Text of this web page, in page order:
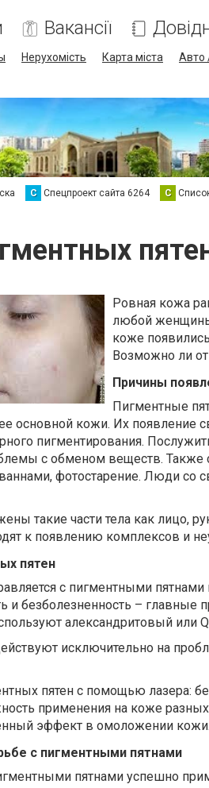
Вакансії
Нерухомість Карта міста Авто
С Спецпроект сайта 6264 С
Ровная кожа
любой
коже
Возможно ли от
Причины
Пигментные
основной кожи. Их появление
пигментирования.
с обменом веществ. Также
фотостарение. Люди со
такие части тела как лицо,
к появлению комплексов и
пятен
с пигментными
и безболезненность – главные
александритовый или Q
исключительно на
пятен с помощью лазера:
применения на коже
эффект в омоложении кожи.
с пигментными пятнами
пятнами успешно